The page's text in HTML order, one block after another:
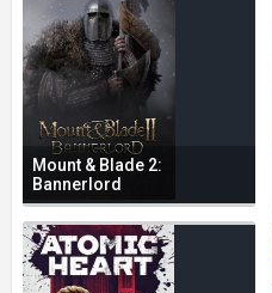
Mount & Blade 2:
Bannerlord